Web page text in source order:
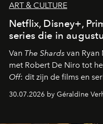
ART & CULTURE
Netflix, Disney+,
series die in
Van The Shards van Ryan
met Robert De Niro tot
Off: dit zijn de films en
streamingplatformen
30.07.2026 by Géraldine